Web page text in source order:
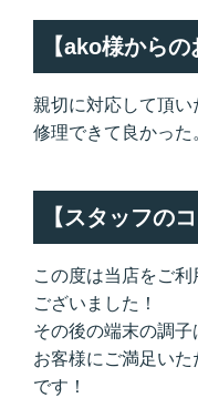
【ako様からの
親切に対応して頂い
修理できて良かった
【スタッフの
この度は当店をご
ございました！
その後の端末の調子
お客様にご満足い
です！